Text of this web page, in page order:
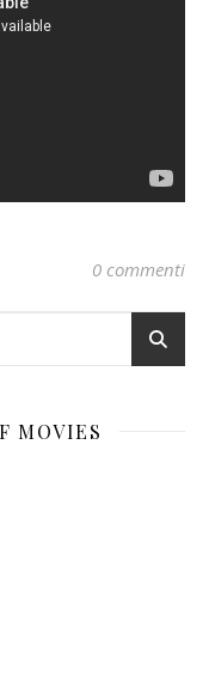
0 commenti
MOVIES